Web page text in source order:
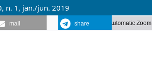
n. 1, jan./jun. 2019
mail share